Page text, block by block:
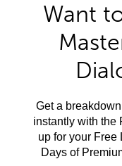
Want
Get a
instantly with the
up for your Free
Days of